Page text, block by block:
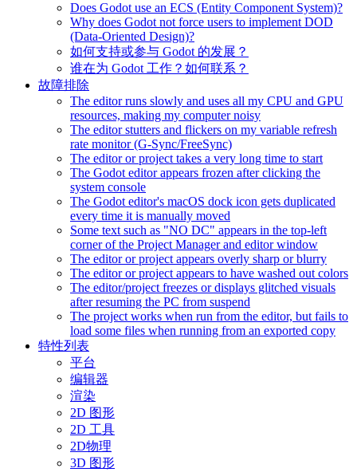
Does Godot use an ECS (Entity Component System)?
Why does Godot not force users to implement DOD
(Data-Oriented Design)?
如何支持或参与 Godot 的发展？
谁在为 Godot 工作？如何联系？
故障排除
The editor runs slowly and uses all my CPU and GPU
resources, making my computer noisy
The editor stutters and flickers on my variable refresh
rate monitor (G-Sync/FreeSync)
The editor or project takes a very long time to start
The Godot editor appears frozen after clicking the
system console
The Godot editor's macOS dock icon gets duplicated
every time it is manually moved
Some text such as "NO DC" appears in the top-left
corner of the Project Manager and editor window
The editor or project appears overly sharp or blurry
The editor or project appears to have washed out colors
The editor/project freezes or displays glitched visuals
after resuming the PC from suspend
The project works when run from the editor, but fails to
load some files when running from an exported copy
特性列表
平台
编辑器
渲染
2D 图形
2D 工具
2D物理
3D 图形